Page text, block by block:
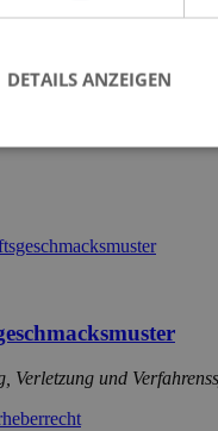
und
DETAILS ANZEIGEN